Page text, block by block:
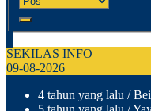
SEKILAS INFO
09-08-2026
4 tahun yang lalu /